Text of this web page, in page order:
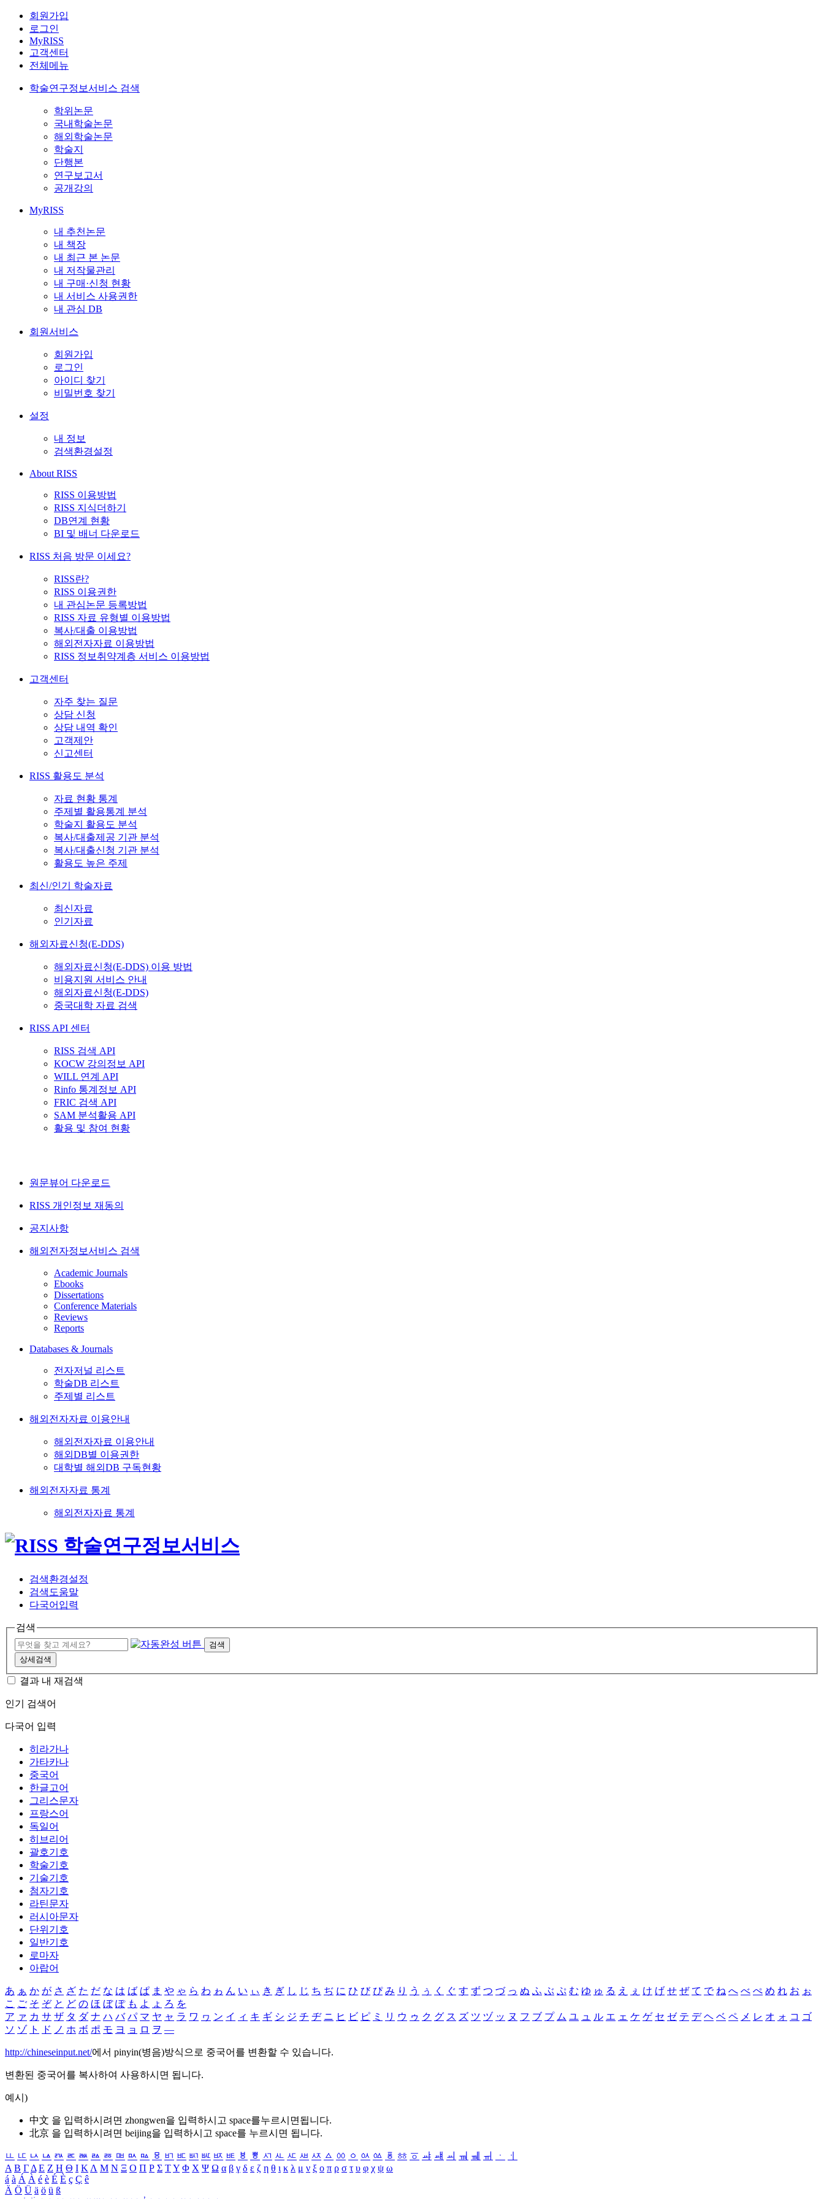
회원가입
로그인
MyRISS
고객센터
전체메뉴
학술연구정보서비스 검색
학위논문
국내학술논문
해외학술논문
학술지
단행본
연구보고서
공개강의
MyRISS
내 추천논문
내 책장
내 최근 본 논문
내 저작물관리
내 구매·신청 현황
내 서비스 사용권한
내 관심 DB
회원서비스
회원가입
로그인
아이디 찾기
비밀번호 찾기
설정
내 정보
검색환경설정
About RISS
RISS 이용방법
RISS 지식더하기
DB연계 현황
BI 및 배너 다운로드
RISS 처음 방문 이세요?
RISS란?
RISS 이용권한
내 관심논문 등록방법
RISS 자료 유형별 이용방법
복사/대출 이용방법
해외전자자료 이용방법
RISS 정보취약계층 서비스 이용방법
고객센터
자주 찾는 질문
상담 신청
상담 내역 확인
고객제안
신고센터
RISS 활용도 분석
자료 현황 통계
주제별 활용통계 분석
학술지 활용도 분석
복사/대출제공 기관 분석
복사/대출신청 기관 분석
활용도 높은 주제
최신/인기 학술자료
최신자료
인기자료
해외자료신청(E-DDS)
해외자료신청(E-DDS) 이용 방법
비용지원 서비스 안내
해외자료신청(E-DDS)
중국대학 자료 검색
RISS API 센터
RISS 검색 API
KOCW 강의정보 API
WILL 연계 API
Rinfo 통계정보 API
FRIC 검색 API
SAM 분석활용 API
활용 및 참여 현황
원문뷰어 다운로드
RISS 개인정보 재동의
공지사항
해외전자정보서비스 검색
Academic Journals
Ebooks
Dissertations
Conference Materials
Reviews
Reports
Databases & Journals
전자저널 리스트
학술DB 리스트
주제별 리스트
해외전자자료 이용안내
해외전자자료 이용안내
해외DB별 이용권한
대학별 해외DB 구독현황
해외전자자료 통계
해외전자자료 통계
검색환경설정
검색도움말
다국어입력
검색
검색
상세검색
결과 내 재검색
인기 검색어
다국어 입력
히라가나
가타카나
중국어
한글고어
그리스문자
프랑스어
독일어
히브리어
괄호기호
학술기호
기술기호
첨자기호
라틴문자
러시아문자
단위기호
일반기호
로마자
아랍어
あ ぁ か が さ ざ た だ な は ば ぱ ま や ゃ ら わ ゎ ん い ぃ き ぎ し じ ち ぢ に ひ び ぴ み り う ぅ く ぐ す ず つ づ っ ぬ ふ ぶ ぷ む ゆ ゅ る え ぇ け げ せ ぜ て で ね へ べ ぺ め れ お ぉ
こ ご そ ぞ と ど の ほ ぼ ぽ も よ ょ ろ を
ア ァ カ サ ザ タ ダ ナ ハ バ パ マ ヤ ャ ラ ワ ヮ ン イ ィ キ ギ シ ジ チ ヂ ニ ヒ ビ ピ ミ リ ウ ゥ ク グ ス ズ ツ ヅ ッ ヌ フ ブ プ ム ユ ュ ル エ ェ ケ ゲ セ ゼ テ デ ヘ ベ ペ メ レ オ ォ コ ゴ
ソ ゾ ト ド ノ ホ ボ ポ モ ヨ ョ ロ ヲ ―
http://chineseinput.net/에서 pinyin(병음)방식으로 중국어를 변환할 수 있습니다.
변환된 중국어를 복사하여 사용하시면 됩니다.
예시)
中文 을 입력하시려면 zhongwen을 입력하시고 space를누르시면됩니다.
北京 을 입력하시려면 beijing을 입력하시고 space를 누르시면 됩니다.
ㅥ ㅦ ㅧ ㅨ ㅩ ㅪ ㅫ ㅬ ㅭ ㅮ ㅯ ㅰ ㅱ ㅲ ㅳ ㅴ ㅵ ㅶ ㅷ ㅸ ㅹ ㅺ ㅻ ㅼ ㅽ ㅾ ㅿ ㆀ ㆁ ㆂ ㆃ ㆄ ㆅ ㆆ ㆇ ㆈ ㆉ ㆊ ㆋ ㆌ ㆍ
ㆎ
Α Β ΓΔ Ε Ζ Η Θ Ι ΚΛ Μ Ν Ξ Ο Π Ρ Σ ΤΥ Φ Χ Ψ Ω α β γ δ ε ζ η θ ι κ λ μ ν ξ ο π ρ σ τ υ φ χ ψ ω
á à Á À é è É È ç Ç ê
Ä Ö Ü ä ö ü ß